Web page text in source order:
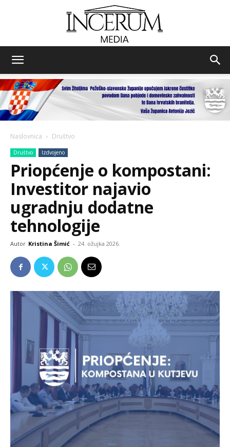
media
Naslovnica Društvo
Društvo Izdvojeno
Priopćenje o kompostani:
Investitor najavio
ugradnju dodatne
tehnologije
Autor Kristina Šimić - 24. ožujka 2026.